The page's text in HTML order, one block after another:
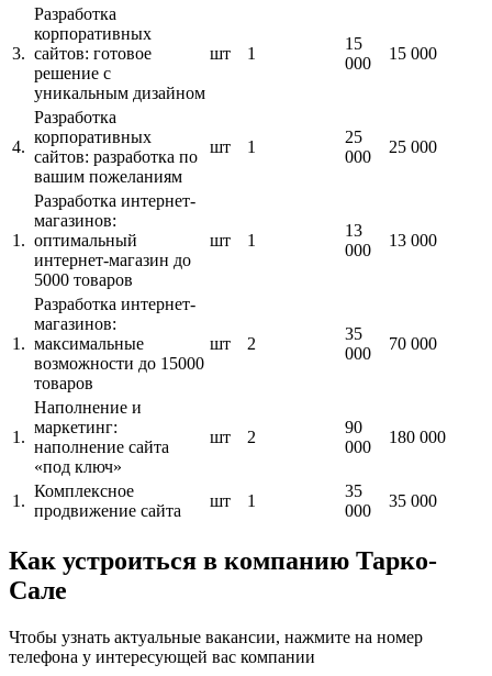
3.
Разработка
корпоративных
сайтов: готовое
решение с
уникальным дизайном
шт 1
15
000
15 000
4.
Разработка
корпоративных
сайтов: разработка по
вашим пожеланиям
шт 1
25
000
25 000
1.
Разработка интернет-
магазинов:
оптимальный
интернет-магазин до
5000 товаров
шт 1
13
000
13 000
1.
Разработка интернет-
магазинов:
максимальные
возможности до 15000
товаров
шт 2
35
000
70 000
1.
Наполнение и
маркетинг:
наполнение сайта
«под ключ»
шт 2
90
000
180 000
1.
Комплексное
продвижение сайта
шт 1
35
000
35 000
Как устроиться в компанию Тарко-
Сале
Чтобы узнать актуальные вакансии, нажмите на номер
телефона у интересующей вас компании